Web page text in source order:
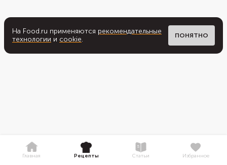
На Food.ru применяются рекомендательные
технологии и cookie. ПОНЯТНО
Главная Рецепты Статьи Избранное